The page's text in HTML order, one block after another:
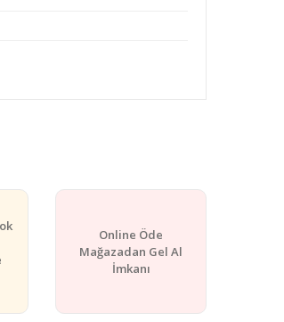
Online Öde
Mağazadan Gel Al
İmkanı